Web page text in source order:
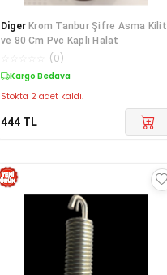
Diger Krom Tanbur Şifre Asma Kilit
ve 80 Cm Pvc Kaplı Halat
(0)
Kargo Bedava
Stokta 2 adet kaldı.
444 TL